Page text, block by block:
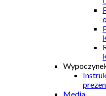
Media